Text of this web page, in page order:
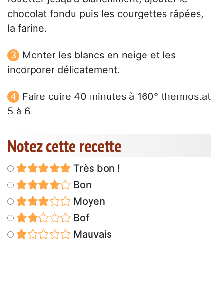
chocolat fondu puis les courgettes râpées,
la farine.
Monter les blancs en neige et les
incorporer délicatement.
Faire cuire 40 minutes à 160° thermostat
5 à 6.
Notez cette recette
Très bon !
Bon
Moyen
Bof
Mauvais